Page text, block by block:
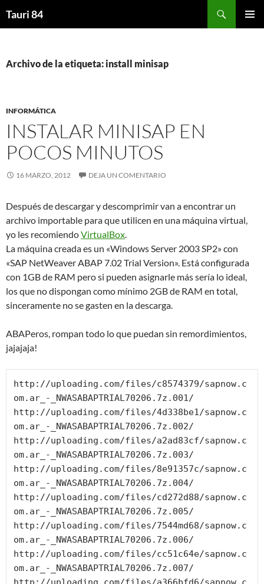
Tauri 84
Archivo de la etiqueta: install minisap
INFORMÁTICA
INSTALAR MINISAP EN
POCOS MINUTOS
16 MARZO, 2012 DEJA UN COMENTARIO
Después de descargar y descomprimir van a encontrar un
archivo importable para que utilicen en una máquina virtual,
yo les recomiendoVirtualBox.
La máquina creada es un «Windows Server 2003 SP2» con
«SAP NetWeaver ABAP 7.02 Trial Version». Está configurada
con 1GB de RAM pero si pueden asignarle más sería lo ideal,
los que no dispongan como mínimo 2GB de RAM en total,
sinceramente no se gasten en la descarga.
ABAPeros, rompan todo lo que puedan sin remordimientos,
jajajaja!
http://uploading.com/files/c8574379/sapnow.c
om.ar_-_NWASABAPTRIAL70206.7z.001/
http://uploading.com/files/4d338be1/sapnow.c
om.ar_-_NWASABAPTRIAL70206.7z.002/
http://uploading.com/files/a2ad83cf/sapnow.c
om.ar_-_NWASABAPTRIAL70206.7z.003/
http://uploading.com/files/8e91357c/sapnow.c
om.ar_-_NWASABAPTRIAL70206.7z.004/
http://uploading.com/files/cd272d88/sapnow.c
om.ar_-_NWASABAPTRIAL70206.7z.005/
http://uploading.com/files/7544md68/sapnow.c
om.ar_-_NWASABAPTRIAL70206.7z.006/
http://uploading.com/files/cc51c64e/sapnow.c
om.ar_-_NWASABAPTRIAL70206.7z.007/